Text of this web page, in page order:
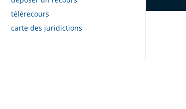
télérecours
carte des juridictions